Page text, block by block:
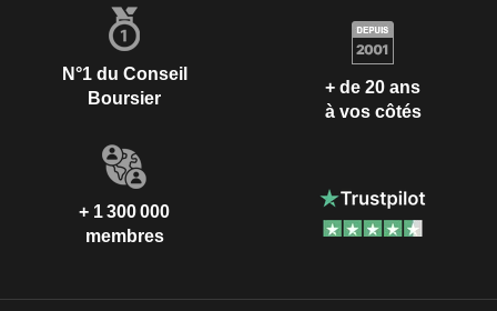
N°1 du Conseil
Boursier
+ de 20 ans
à vos côtés
+ 1 300 000
membres